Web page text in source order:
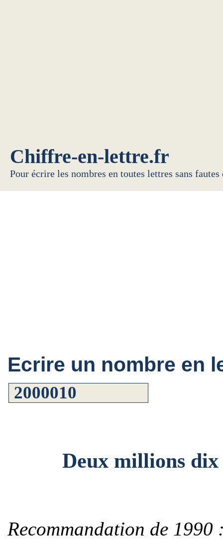
Chiffre-en-lettre.fr
Pour écrire les nombres en toutes lettres sans
Ecrire un nombre en
Deux millions dix
Recommandation de 1990